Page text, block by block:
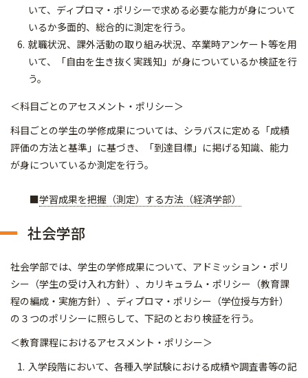
いて、ディプロマ・ポリシーで求める必要な能力が身について
いるか多面的、総合的に測定を行う。
就職状況、課外活動の取り組み状況、卒業時アンケート等を用
いて、「自由を生き抜く実践知」が身についているか検証を行
う。
＜科目ごとのアセスメント・ポリシー＞
科目ごとの学生の学修成果については、シラバスに定める「成績
評価の方法と基準」に基づき、「到達目標」に掲げる知識、能力
が身についているか測定を行う。
■学習成果を把握（測定）する方法（経済学部）
社会学部
社会学部では、学生の学修成果について、アドミッション・ポリ
シー（学生の受け入れ方針）、カリキュラム・ポリシー（教育課
程の編成・実施方針）、ディプロマ・ポリシー（学位授与方針）
の３つのポリシーに照らして、下記のとおり検証を行う。
＜教育課程におけるアセスメント・ポリシー＞
入学段階において、各種入学試験における成績や調査書等の記